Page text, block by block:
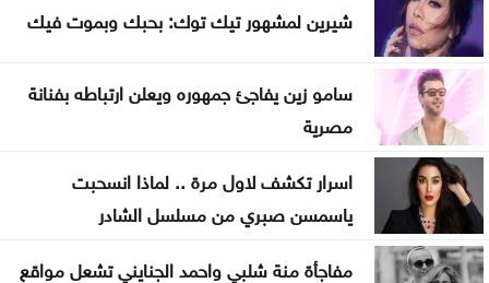
شيرين لمشهور تيك توك: بحبك وبموت فيك
سامو زين يفاجئ جمهوره ويعلن ارتباطه بفنانة
مصرية
اسرار تكشف لاول مرة .. لماذا انسحبت
ياسمسن صبري من مسلسل الشادر
مفاجأة منة شلبي واحمد الجنايني تشعل مواقع